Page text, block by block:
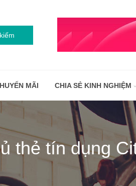
MÃI CHIA SẺ KINH NGHIỆM
thẻ tín dụng